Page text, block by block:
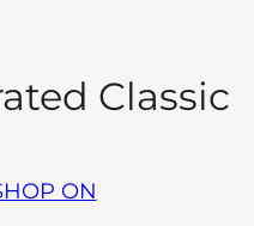
Classic
ON